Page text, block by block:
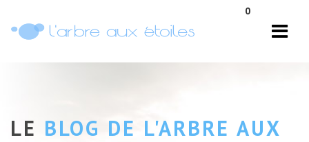
0
LE BLOG DE L'ARBRE AUX